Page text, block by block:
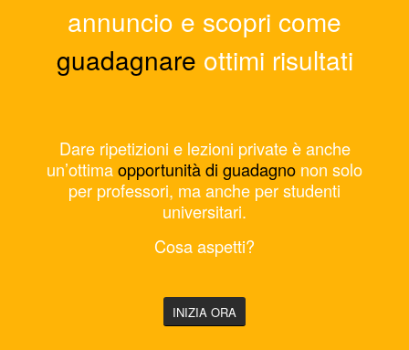
annuncio e scopri come
guadagnare ottimi risultati
Dare ripetizioni e lezioni private è anche
un’ottimaopportunità di guadagno non solo
per professori, ma anche per studenti
universitari.
Cosa aspetti?
INIZIA ORA